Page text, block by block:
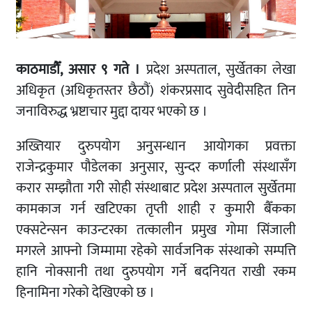
काठमाडौँ, असार ९ गते ।प्रदेश अस्पताल, सुर्खेतका लेखा
अधिकृत (अधिकृतस्तर छैठौं) शंकरप्रसाद सुवेदीसहित तिन
जनाविरुद्ध भ्रष्टाचार मुद्दा दायर भएको छ ।
अख्तियार दुरुपयोग अनुसन्धान आयोगका प्रवक्ता
राजेन्द्रकुमार पौडेलका अनुसार, सुन्दर कर्णाली संस्थासँग
करार सम्झौता गरी सोही संस्थाबाट प्रदेश अस्पताल सुर्खेतमा
कामकाज गर्न खटिएका तृप्ती शाही र कुमारी बैँकका
एक्सटेन्सन काउन्टरका तत्कालीन प्रमुख गोमा सिंजाली
मगरले आफ्नो जिम्मामा रहेको सार्वजनिक संस्थाको सम्पत्ति
हानि नोक्सानी तथा दुरुपयोग गर्ने बदनियत राखी रकम
हिनामिना गरेको देखिएको छ ।